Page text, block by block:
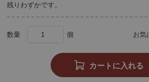
残りわずかです。
お気
カートに入れる